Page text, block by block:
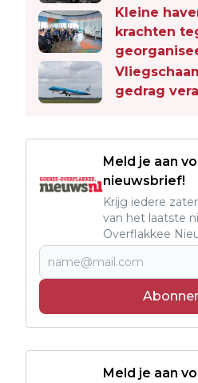
Kleine
krachten
gedrag
Meld je aan
nieuwsbrief!
Krijg iedere
van het laatste
Overflakkee
Meld je aan